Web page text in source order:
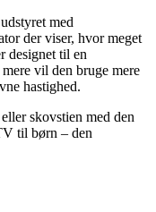
med
der viser, hvor meget
designet til en
vil den bruge mere
hastighed.
skovstien med den
til børn – den